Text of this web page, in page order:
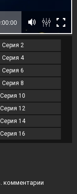
Серия 2
Серия 4
Серия 6
Серия 8
Серия 10
Серия 12
Серия 14
Серия 16
комментарии